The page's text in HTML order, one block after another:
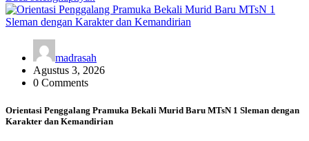
madrasah
Agustus 3, 2026
0 Comments
Orientasi Penggalang Pramuka Bekali Murid Baru MTsN 1 Sleman dengan
Karakter dan Kemandirian